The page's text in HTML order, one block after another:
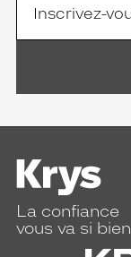
La confiance
vous va si bien